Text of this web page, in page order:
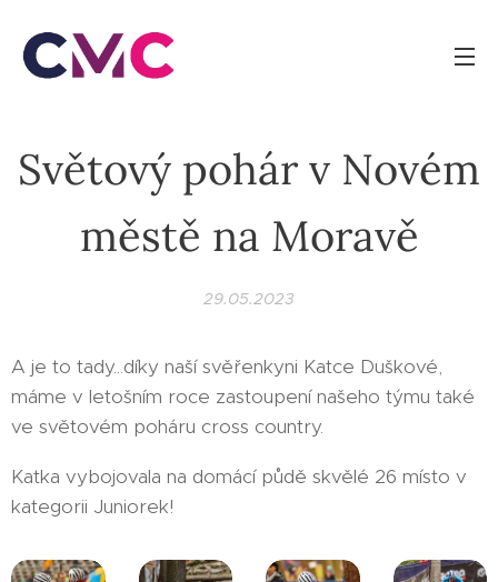
Světový pohár v Novém
městě na Moravě
29.05.2023
A je to tady...díky naší svěřenkyni Katce Duškové,
máme v letošním roce zastoupení našeho týmu také
ve světovém poháru cross country.
Katka vybojovala na domácí půdě skvělé 26 místo v
kategorii Juniorek!